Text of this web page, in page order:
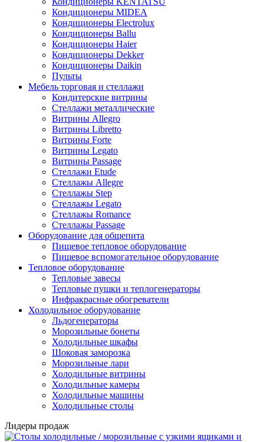
Кондиционеры MIDEA
Кондиционеры Electrolux
Кондиционеры Ballu
Кондиционеры Haier
Кондиционеры Dekker
Кондиционеры Daikin
Пульты
Мебель торговая и стеллажи
Кондитерские витрины
Стеллажи металлические
Витрины Allegro
Витрины Libretto
Витрины Forte
Витрины Legato
Витрины Passage
Стеллажи Etude
Стеллажы Allegre
Стеллажы Step
Стеллажы Legato
Стеллажы Romance
Стеллажы Passage
Оборудование для общепита
Пищевое тепловое оборудование
Пищевое вспомогательное оборудование
Тепловое оборудование
Тепловые завесы
Тепловые пушки и теплогенераторы
Инфракрасные обогреватели
Холодильное оборудование
Льдогенераторы
Морозильные бонеты
Холодильные шкафы
Шоковая заморозка
Морозильные лари
Холодильные витрины
Холодильные камеры
Холодильные машины
Холодильные столы
Лидеры продаж